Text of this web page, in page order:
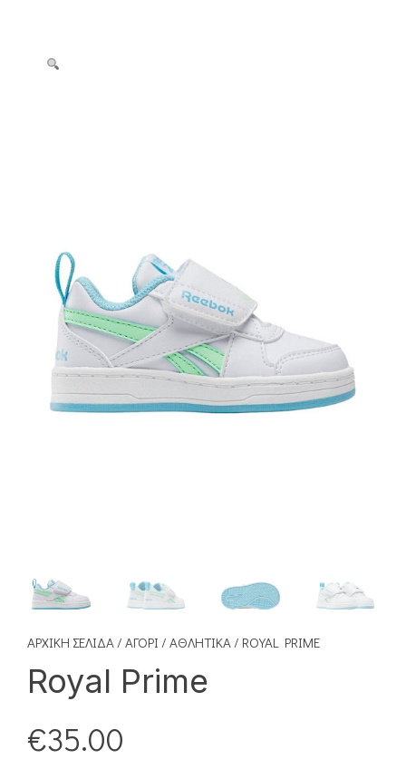
ΑΡΧΙΚΉ ΣΕΛΊΔΑ/ ΑΓΌΡΙ / ΑΘΛΗΤΙΚΆ/ ROYAL PRIME
Royal Prime
€35.00